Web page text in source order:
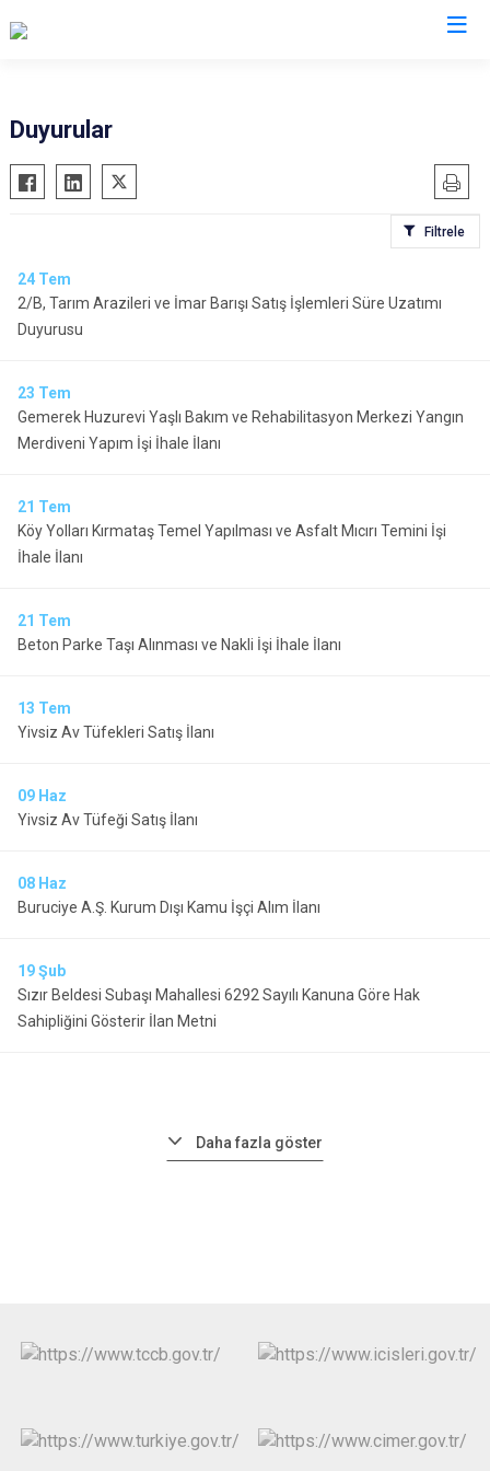
Akıncılar
Altınyayla
Doğanşar
Gemerek
Gölova
Hafik
Suşehri
Zara
Duyurular
Filtrele
24 Tem
2/B, Tarım Arazileri ve İmar Barışı Satış İşlemleri Süre Uzatımı
Duyurusu
23 Tem
Gemerek Huzurevi Yaşlı Bakım ve Rehabilitasyon Merkezi Yangın
Merdiveni Yapım İşi İhale İlanı
21 Tem
Köy Yolları Kırmataş Temel Yapılması ve Asfalt Mıcırı Temini İşi
İhale İlanı
21 Tem
Beton Parke Taşı Alınması ve Nakli İşi İhale İlanı
13 Tem
Yivsiz Av Tüfekleri Satış İlanı
09 Haz
Yivsiz Av Tüfeği Satış İlanı
08 Haz
Buruciye A.Ş. Kurum Dışı Kamu İşçi Alım İlanı
19Şub
Sızır Beldesi Subaşı Mahallesi 6292 Sayılı Kanuna Göre Hak
Sahipliğini Gösterir İlan Metni
Daha fazla göster